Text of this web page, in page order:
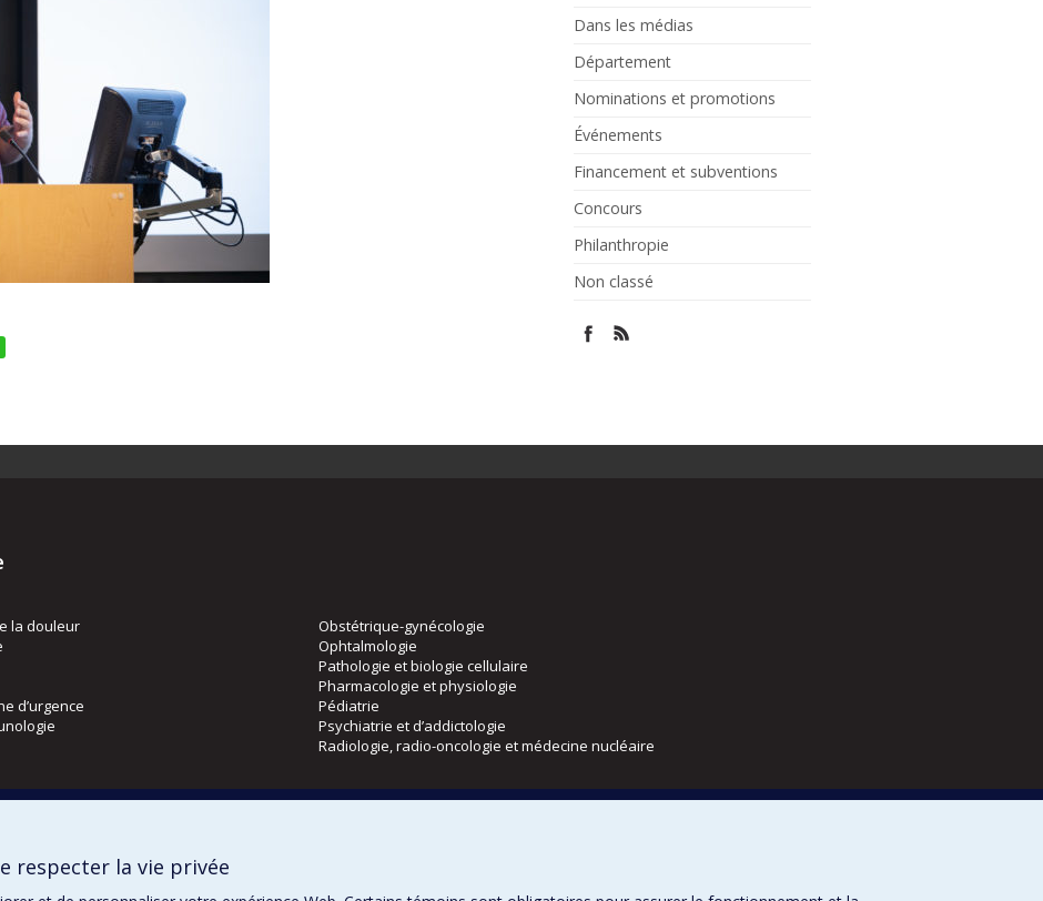
Dans les médias
Département
Nominations et promotions
Événements
Financement et subventions
Concours
Philanthropie
Non classé
la douleur
d’urgence
Obstétrique-gynécologie
Ophtalmologie
Pathologie et biologie cellulaire
Pharmacologie et physiologie
Pédiatrie
Psychiatrie et d’addictologie
Radiologie, radio-oncologie et médecine nucléaire
respecter la vie privée